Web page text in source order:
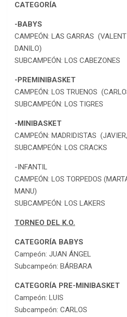
CATEGORÍA
-BABYS
CAMPEÓN: LAS GARRAS
DANILO)
SUBCAMPEÓN: LOS CABEZONES
-PREMINIBASKET
CAMPEÓN: LOS TRUENOS
SUBCAMPEÓN: LOS TIGRES
-MINIBASKET
CAMPEÓN: MADRIDISTAS
SUBCAMPEÓN: LOS CRACKS
-INFANTIL
CAMPEÓN: LOS TORPEDOS
MANU)
SUBCAMPEÓN: LOS LAKERS
TORNEO DEL K.O.
CATEGORÍA BABYS
Campeón: JUAN ÁNGEL
Subcampeón: BÁRBARA
CATEGORÍA PRE-MINIBASKET
Campeón: LUIS
Subcampeón: CARLOS